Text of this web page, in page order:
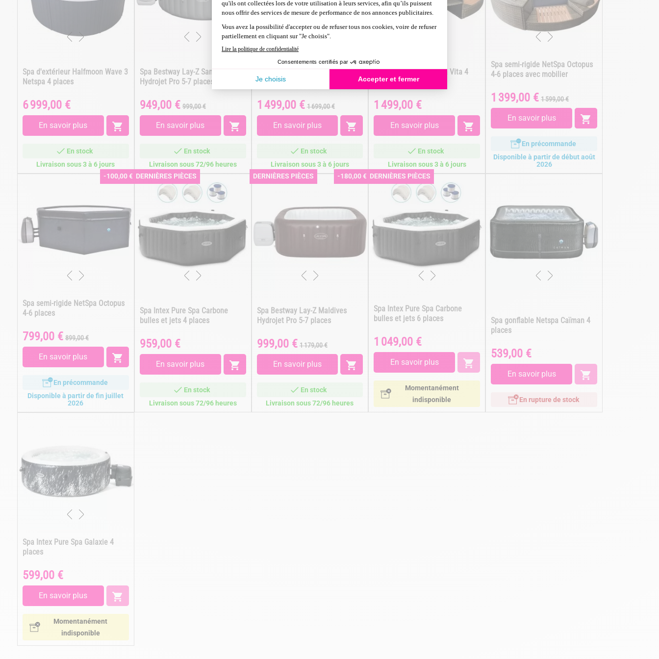
Spa d'extérieur Halfmoon Wave 3
Netspa 4 places
Prix
6 999,00 €
En savoir plus 
En stock
Livraison sous 3 à 6 jours
Spa Bestway Lay-Z Santorini
Hydrojet Pro 5-7 places
Prix
949,00 € Prix
de
base
999,00 €
En savoir plus 
En stock
Livraison sous 72/96 heures
Spa semi-rigide NetSpa Vita
Premium 6 places avec mobilier
Prix
1 499,00 € Prix
de
base
1 699,00 €
En savoir plus 
En stock
Livraison sous 3 à 6 jours
Spa semi-rigide NetSpa Vita 4
places avec mobilier
Prix
1 499,00 €
En savoir plus 
En stock
Livraison sous 3 à 6 jours
Spa semi-rigide NetSpa Octopus
4-6 places avec mobilier
Prix
1 399,00 € Prix
de
base
1 599,00 €
En savoir plus 
En précommande
Disponible à partir de début août
2026
-100,00 €
Spa semi-rigide NetSpa Octopus
4-6 places
Prix
799,00 € Prix
de
base
899,00 €
En savoir plus 
En précommande
Disponible à partir de fin juillet
2026
DERNIÈRES PIÈCES
Spa Intex Pure Spa Carbone
bulles et jets 4 places
Prix
959,00 €
En savoir plus 
En stock
Livraison sous 72/96 heures
DERNIÈRES PIÈCES -180,00 €
Spa Bestway Lay-Z Maldives
Hydrojet Pro 5-7 places
Prix
999,00 € Prix
de
base
1 179,00 €
En savoir plus 
En stock
Livraison sous 72/96 heures
DERNIÈRES PIÈCES
Spa Intex Pure Spa Carbone
bulles et jets 6 places
Prix
1 049,00 €
En savoir plus 
Momentanément
indisponible
Spa gonflable Netspa Caïman 4
places
Prix
539,00 €
En savoir plus 
En rupture de stock
Spa Intex Pure Spa Galaxie 4
places
Prix
599,00 €
En savoir plus 
Momentanément
indisponible